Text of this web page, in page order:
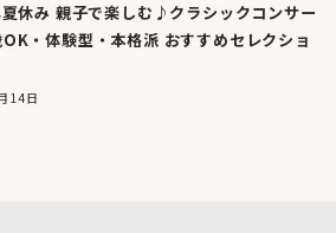
休み 親子で楽しむ♪クラシックコンサー
OK・体験型・本格派 おすすめセレクショ
14日